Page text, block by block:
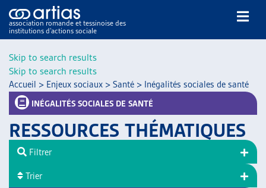
Skip to search results
Skip to search results
association romande et tessinoise des
institutions d’actions sociale
NOS PUBLICATIONS
DOSSIERS DU MOIS
Accueil > Enjeux sociaux > Santé > Inégalités sociales de santé
INÉGALITÉS SOCIALES DE SANTÉ
RESSOURCES THÉMATIQUES
Filtrer
Trier